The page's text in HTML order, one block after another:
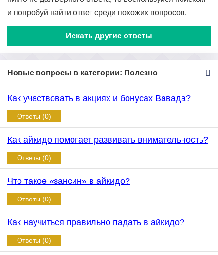
и попробуй найти ответ среди похожих вопросов.
Искать другие ответы
Новые вопросы в категории: Полезно
Как участвовать в акциях и бонусах Вавада?
Ответы (0)
Как айкидо помогает развивать внимательность?
Ответы (0)
Что такое «зансин» в айкидо?
Ответы (0)
Как научиться правильно падать в айкидо?
Ответы (0)